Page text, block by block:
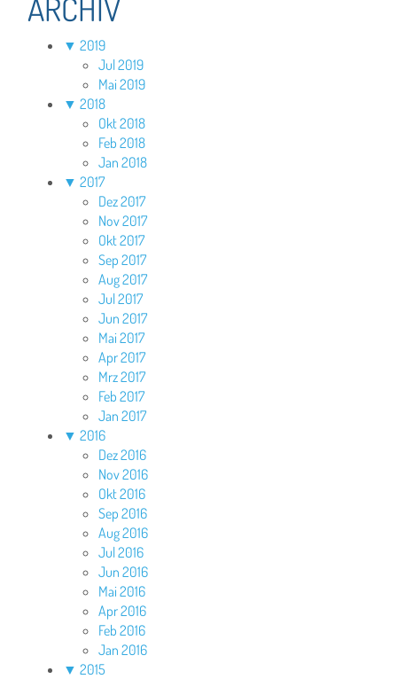
ARCHIV
▼ 2019
Jul 2019
Mai 2019
▼ 2018
Okt 2018
Feb 2018
Jan 2018
▼ 2017
Dez 2017
Nov 2017
Okt 2017
Sep 2017
Aug 2017
Jul 2017
Jun 2017
Mai 2017
Apr 2017
Mrz 2017
Feb 2017
Jan 2017
▼ 2016
Dez 2016
Nov 2016
Okt 2016
Sep 2016
Aug 2016
Jul 2016
Jun 2016
Mai 2016
Apr 2016
Feb 2016
Jan 2016
▼ 2015